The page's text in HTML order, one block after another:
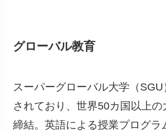
グローバル教育
スーパーグローバル大学（
されており、世界50カ国以上
締結。英語による授業プログラ